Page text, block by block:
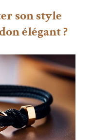
son style
élégant ?